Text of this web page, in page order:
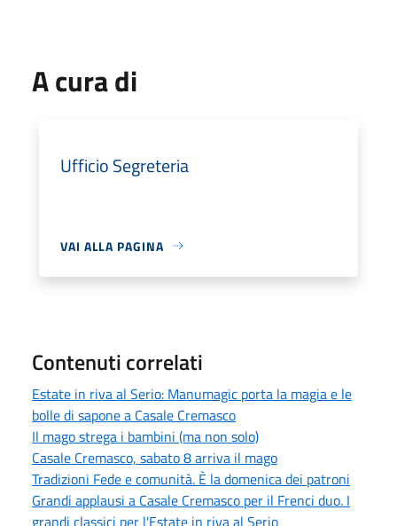
A cura di
Ufficio Segreteria
VAI ALLA PAGINA
Contenuti correlati
Estate in riva al Serio: Manumagic porta la magia e le
bolle di sapone a Casale Cremasco
Il mago strega i bambini (ma non solo)
Casale Cremasco, sabato 8 arriva il mago
Tradizioni Fede e comunità. È la domenica dei patroni
Grandi applausi a Casale Cremasco per il Frenci duo. I
grandi classici per l'Estate in riva al Serio